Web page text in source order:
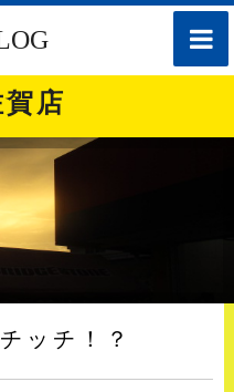
toggle
店
ッチ！？